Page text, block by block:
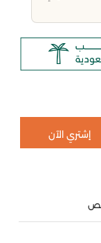
إشتري الآن